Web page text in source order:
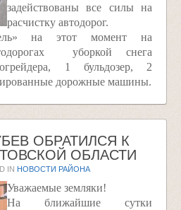
задействованы все силы на
расчистку автодорог.
на этот момент на
уборкой снега
1 бульдозер, 2
дорожные машины.
ОБРАТИЛСЯ К
ОБЛАСТИ
IN НОВОСТИ РАЙОНА
Уважаемые земляки!
На ближайшие сутки